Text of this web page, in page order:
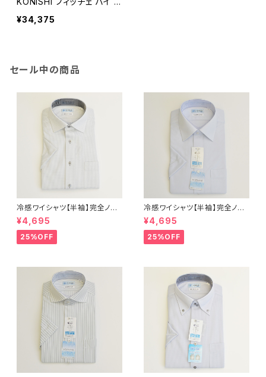
ン小西｜2Bスーツ｜メンズ
スーツ 2362 オールシーズ
¥34,375
セール中の商品
冷感ワイシャツ【半袖】完全ノー
アイロン i-Shirt｜-2℃冷却 形
態安定 レギュラーシルエット セ
ミワイドカラー ドビー メンズ ビ
ジネス dhy193t-sw-12 L.グ
¥4,695
25%OFF
冷感ワイシャツ【半袖】完全ノー
アイロン i-Shirt｜-2℃冷却 形
態安定 レギュラーシルエット セ
ミワイドカラー ドビー メンズ ビ
ジネス exha14-sw-81 サック
¥4,695
25%OFF